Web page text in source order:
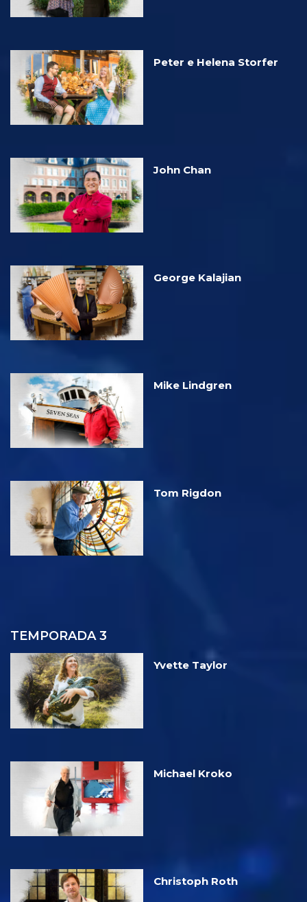
Peter e Helena Storfer
John Chan
George Kalajian
Mike Lindgren
Tom Rigdon
TEMPORADA 3
Yvette Taylor
Michael Kroko
Christoph Roth